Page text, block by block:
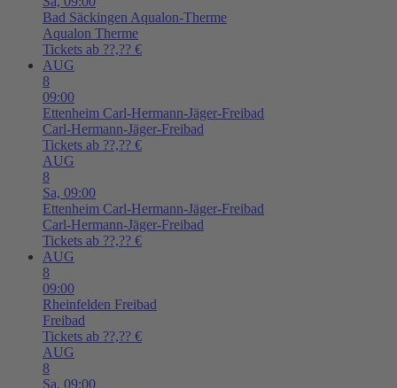
Bad Säckingen Aqualon-Therme
Aqualon Therme
Tickets ab ??,?? €
AUG
8
09:00
Ettenheim Carl-Hermann-Jäger-Freibad
Carl-Hermann-Jäger-Freibad
Tickets ab ??,?? €
AUG
8
Sa, 09:00
Ettenheim Carl-Hermann-Jäger-Freibad
Carl-Hermann-Jäger-Freibad
Tickets ab ??,?? €
AUG
8
09:00
Rheinfelden Freibad
Freibad
Tickets ab ??,?? €
AUG
8
Sa, 09:00